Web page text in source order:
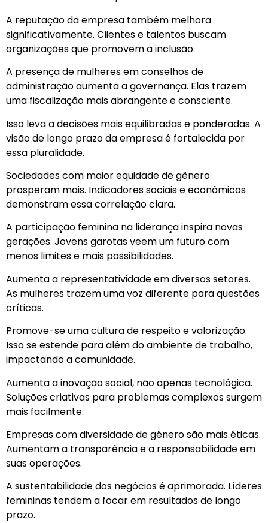
A reputação da empresa também melhora
significativamente. Clientes e talentos buscam
organizações que promovem a inclusão.
A presença de mulheres em conselhos de
administração aumenta a governança. Elas trazem
uma fiscalização mais abrangente e consciente.
Isso leva a decisões mais equilibradas e ponderadas. A
visão de longo prazo da empresa é fortalecida por
essa pluralidade.
Sociedades com maior equidade de gênero
prosperam mais. Indicadores sociais e econômicos
demonstram essa correlação clara.
A participação feminina na liderança inspira novas
gerações. Jovens garotas veem um futuro com
menos limites e mais possibilidades.
Aumenta a representatividade em diversos setores.
As mulheres trazem uma voz diferente para questões
críticas.
Promove-se uma cultura de respeito e valorização.
Isso se estende para além do ambiente de trabalho,
impactando a comunidade.
Aumenta a inovação social, não apenas tecnológica.
Soluções criativas para problemas complexos surgem
mais facilmente.
Empresas com diversidade de gênero são mais éticas.
Aumentam a transparência e a responsabilidade em
suas operações.
A sustentabilidade dos negócios é aprimorada. Líderes
femininas tendem a focar em resultados de longo
prazo.